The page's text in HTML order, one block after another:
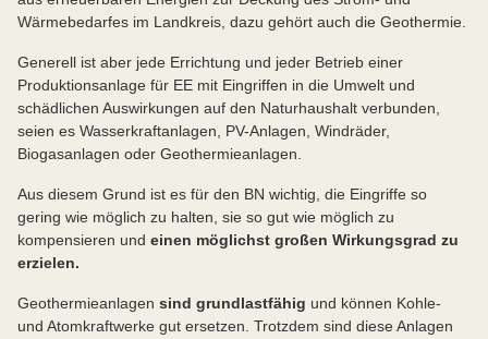
Wärmebedarfes im Landkreis, dazu gehört auch die Geothermie.
Generell ist aber jede Errichtung und jeder Betrieb einer
Produktionsanlage für EE mit Eingriffen in die Umwelt und
schädlichen Auswirkungen auf den Naturhaushalt verbunden,
seien es Wasserkraftanlagen, PV-Anlagen, Windräder,
Biogasanlagen oder Geothermieanlagen.
Aus diesem Grund ist es für den BN wichtig, die Eingriffe so
gering wie möglich zu halten, sie so gut wie möglich zu
kompensieren und einen möglichst großen Wirkungsgrad zu
erzielen.
Geothermieanlagen sind grundlastfähig und können Kohle-
und Atomkraftwerke gut ersetzen. Trotzdem sind diese Anlagen